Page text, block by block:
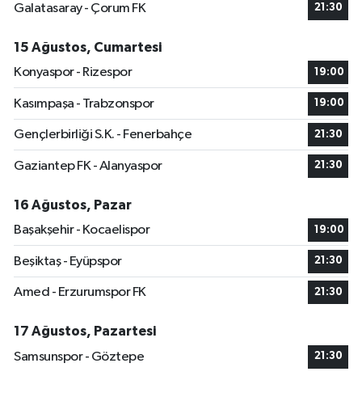
Galatasaray - Çorum FK
21:30
15 Ağustos, Cumartesi
Konyaspor - Rizespor
19:00
Kasımpaşa - Trabzonspor 19:00
Gençlerbirliği S.K. - Fenerbahçe 21:30
Gaziantep FK - Alanyaspor 21:30
16 Ağustos, Pazar
Başakşehir - Kocaelispor
19:00
Beşiktaş - Eyüpspor 21:30
Amed - Erzurumspor FK 21:30
17 Ağustos, Pazartesi
Samsunspor - Göztepe
21:30